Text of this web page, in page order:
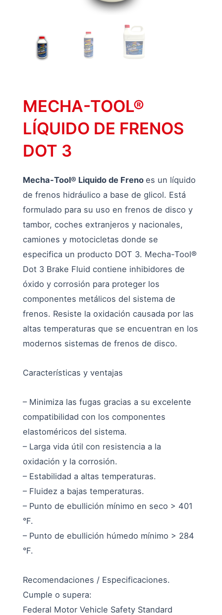
MECHA-TOOL®
LÍQUIDO DE FRENOS
DOT 3
Mecha-Tool® Liquido de Frenoes un líquido
de frenos hidráulico a base de glicol. Está
formulado para su uso en frenos de disco y
tambor, coches extranjeros y nacionales,
camiones y motocicletas donde se
especifica un producto DOT 3. Mecha-Tool®
Dot 3 Brake Fluid contiene inhibidores de
óxido y corrosión para proteger los
componentes metálicos del sistema de
frenos. Resiste la oxidación causada por las
altas temperaturas que se encuentran en los
modernos sistemas de frenos de disco.
Características y ventajas
– Minimiza las fugas gracias a su excelente
compatibilidad con los componentes
elastoméricos del sistema.
– Larga vida útil con resistencia a la
oxidación y la corrosión.
– Estabilidad a altas temperaturas.
– Fluidez a bajas temperaturas.
– Punto de ebullición mínimo en seco > 401
°F.
– Punto de ebullición húmedo mínimo > 284
°F.
Recomendaciones / Especificaciones.
Cumple o supera:
Federal Motor Vehicle Safety Standard